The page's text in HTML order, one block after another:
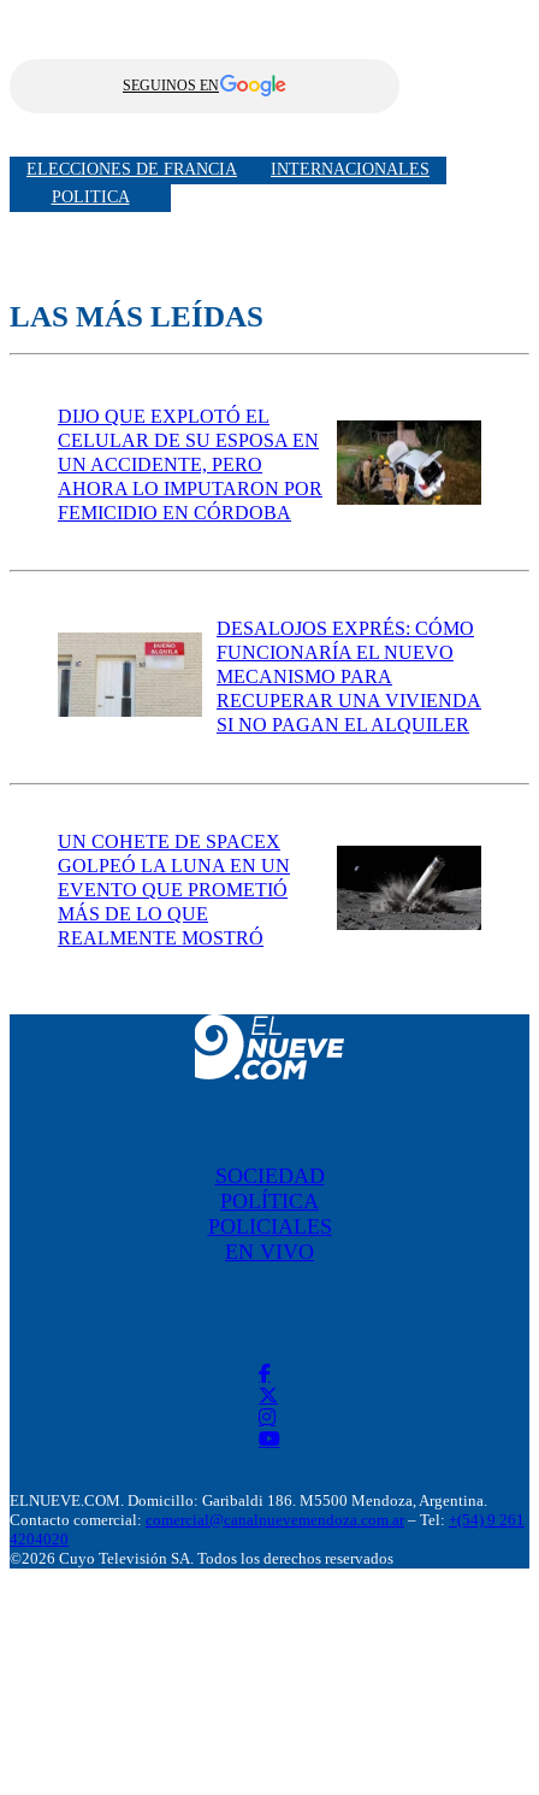
SEGUINOS EN
ELECCIONES DE FRANCIA
INTERNACIONALES
POLITICA
LAS MÁS LEÍDAS
DIJO QUE EXPLOTÓ EL
CELULAR DE SU ESPOSA EN
UN ACCIDENTE, PERO
AHORA LO IMPUTARON POR
FEMICIDIO EN CÓRDOBA
DESALOJOS EXPRÉS: CÓMO
FUNCIONARÍA EL NUEVO
MECANISMO PARA
RECUPERAR UNA VIVIENDA
SI NO PAGAN EL ALQUILER
UN COHETE DE SPACEX
GOLPEÓ LA LUNA EN UN
EVENTO QUE PROMETIÓ
MÁS DE LO QUE
REALMENTE MOSTRÓ
SOCIEDAD
POLÍTICA
POLICIALES
EN VIVO
ELNUEVE.COM. Domicillo: Garibaldi 186. M5500 Mendoza, Argentina.
Contacto comercial: comercial@canalnuevemendoza.com.ar – Tel: +(54) 9 261
4204020
©2026 Cuyo Televisión SA. Todos los derechos reservados